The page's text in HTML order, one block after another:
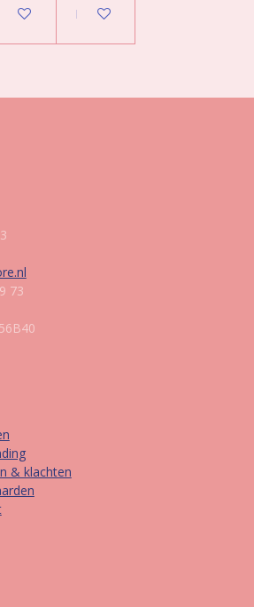
winkelwagenIn winkelwagen
73
& klachten